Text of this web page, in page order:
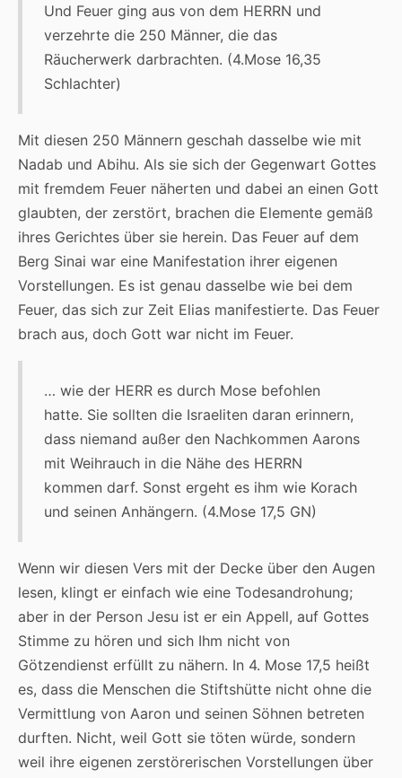
Und Feuer ging aus von dem HERRN und
verzehrte die 250 Männer, die das
Räucherwerk darbrachten. (4.Mose 16,35
Schlachter)
Mit diesen 250 Männern geschah dasselbe wie mit
Nadab und Abihu. Als sie sich der Gegenwart Gottes
mit fremdem Feuer näherten und dabei an einen Gott
glaubten, der zerstört, brachen die Elemente gemäß
ihres Gerichtes über sie herein. Das Feuer auf dem
Berg Sinai war eine Manifestation ihrer eigenen
Vorstellungen. Es ist genau dasselbe wie bei dem
Feuer, das sich zur Zeit Elias manifestierte. Das Feuer
brach aus, doch Gott war nicht im Feuer.
… wie der HERR es durch Mose befohlen
hatte. Sie sollten die Israeliten daran erinnern,
dass niemand außer den Nachkommen Aarons
mit Weihrauch in die Nähe des HERRN
kommen darf. Sonst ergeht es ihm wie Korach
und seinen Anhängern. (4.Mose 17,5 GN)
Wenn wir diesen Vers mit der Decke über den Augen
lesen, klingt er einfach wie eine Todesandrohung;
aber in der Person Jesu ist er ein Appell, auf Gottes
Stimme zu hören und sich Ihm nicht von
Götzendienst erfüllt zu nähern. In 4. Mose 17,5 heißt
es, dass die Menschen die Stiftshütte nicht ohne die
Vermittlung von Aaron und seinen Söhnen betreten
durften. Nicht, weil Gott sie töten würde, sondern
weil ihre eigenen zerstörerischen Vorstellungen über